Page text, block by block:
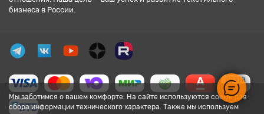
Мы заботимся о вашем комфорте. На сайте используются cookie для
сбора информации технического характера. Также мы используем
бизнеса в России.